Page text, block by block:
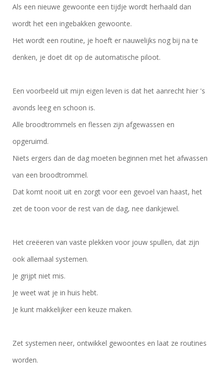
Als een nieuwe gewoonte een tijdje wordt herhaald dan
wordt het een ingebakken gewoonte.
Het wordt een routine, je hoeft er nauwelijks nog bij na te
denken, je doet dit op de automatische piloot.
Een voorbeeld uit mijn eigen leven is dat het aanrecht hier 's
avonds leeg en schoon is.
Alle broodtrommels en flessen zijn afgewassen en
opgeruimd.
Niets ergers dan de dag moeten beginnen met het afwassen
van een broodtrommel.
Dat komt nooit uit en zorgt voor een gevoel van haast, het
zet de toon voor de rest van de dag, nee dankjewel.
Het creëeren van vaste plekken voor jouw spullen, dat zijn
ook allemaal systemen.
Je grijpt niet mis.
Je weet wat je in huis hebt.
Je kunt makkelijker een keuze maken.
Zet systemen neer, ontwikkel gewoontes en laat ze routines
worden.